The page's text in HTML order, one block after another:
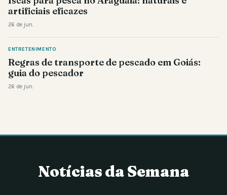
artificiais eficazes
26 de jun.
ENTRETENIMENTO
Regras de transporte de pescado em Goiás:
guia do pescador
26 de jun.
Notícias da Semana